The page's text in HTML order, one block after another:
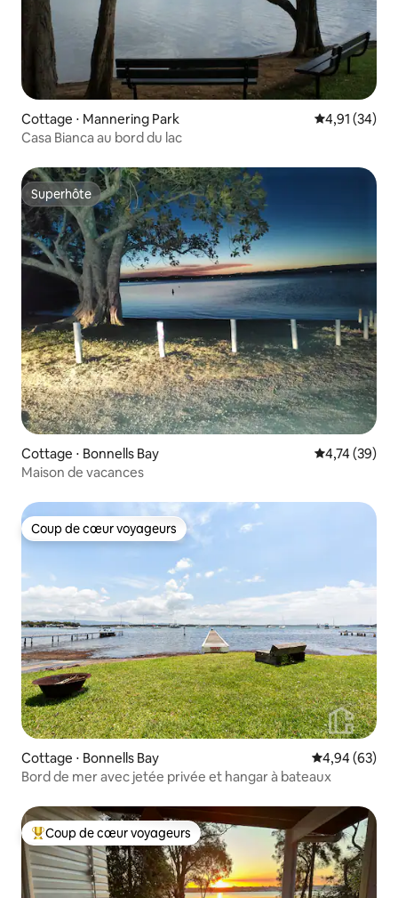
Cottage ⋅ Mannering Park Évaluation
4,91 (34)
Casa Bianca au bord du lac
Superhôte
Superhôte
Cottage ⋅ Bonnells Bay Évaluation
4,74 (39)
Maison de vacances
Coup de cœur voyageurs
Coup de cœur voyageurs
Cottage ⋅ Bonnells Bay Évaluation
4,94 (63)
Bord de mer avec jetée privée et hangar à bateaux
Coups de cœur voyageurs les plus appréciés
Coup de cœur voyageurs